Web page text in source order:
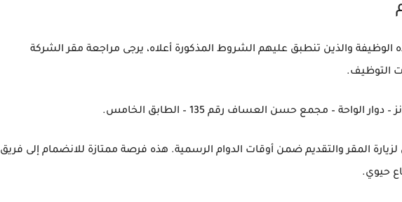
الوظيفة والذين تنطبق عليهم الشروط المذكورة أعلاه، يرجى مراجعة مقر الشركة
التوظيف.
الواحة – مجمع حسن العساف رقم 135 – الطابق الخامس.
المقر والتقديم ضمن أوقات الدوام الرسمية. هذه فرصة ممتازة للانضمام إلى فريق
حيوي.